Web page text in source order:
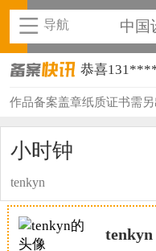
导航 中国
恭喜
恭喜
恭喜
恭喜
作品备案盖章纸质证书需
小时钟
tenkyn
tenkyn